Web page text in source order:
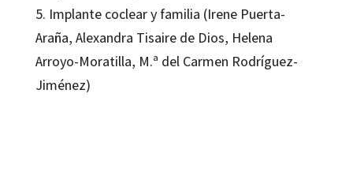
5. Implante coclear y familia (Irene Puerta-
Araña, Alexandra Tisaire de Dios, Helena
Arroyo-Moratilla, M.ª del Carmen Rodríguez-
Jiménez)